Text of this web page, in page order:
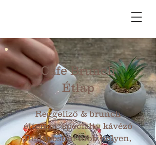
Cafe Brunch
Étlap
Reggeliző & brunch
étterem, specialty kávézó
Budapesten több helyen,